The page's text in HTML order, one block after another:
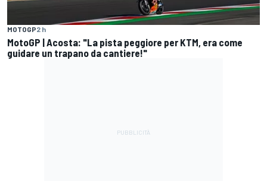
MOTOGP2 h
MotoGP | Acosta: "La pista peggiore per KTM, era come
guidare un trapano da cantiere!"